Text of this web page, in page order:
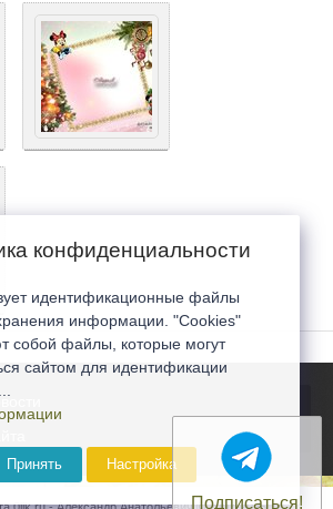
0lik.ru - Александр Анатольевич © 2007-2026
Подписаться!
конфиденциальности
идентификационные файлы
информации. "Cookies"
собой файлы, которые могут
сайтом для идентификации
Принять Настройка